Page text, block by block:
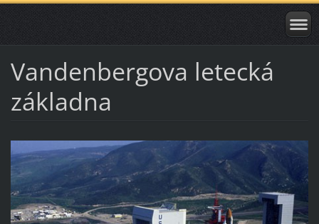
Vandenbergova letecká
základna